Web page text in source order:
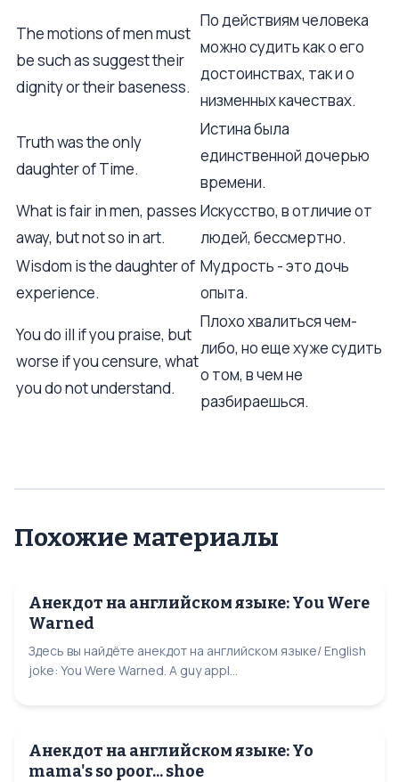
The motions of men must
be such as suggest their
dignity or their baseness.
По действиям человека
можно судить как о его
достоинствах, так и о
низменных качествах.
Truth was the only
daughter of Time.
Истина была
единственной дочерью
времени.
What is fair in men, passes
away, but not so in art.
Искусство, в отличие от
людей, бессмертно.
Wisdom is the daughter of
experience.
Мудрость - это дочь
опыта.
You do ill if you praise, but
worse if you censure, what
you do not understand.
Плохо хвалиться чем-
либо, но еще хуже судить
о том, в чем не
разбираешься.
Похожие материалы
Анекдот на английском языке: You Were
Warned
Здесь вы найдёте анекдот на английском языке/ English
joke: You Were Warned. A guy appl...
Анекдот на английском языке: Yo
mama's so poor... shoe